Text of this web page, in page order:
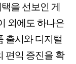
을 선보인 게
외에도 하나은
출시와 디지털
편익 증진을 확